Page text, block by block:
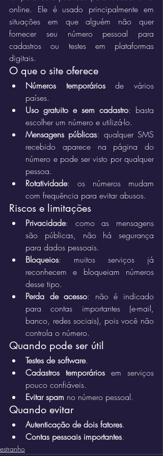
online. Ele é usado principalmente em
situações em que alguém não quer
fornecer seu número pessoal para
cadastros ou testes em plataformas
digitais.
O que o site oferece
Números temporários de vários
países.
Uso gratuito e sem cadastro: basta
escolher um número e utilizá-lo.
Mensagens públicas: qualquer SMS
recebido aparece na página do
número e pode ser visto por qualquer
pessoa.
Rotatividade: os números mudam
com frequência para evitar abusos.
Riscos e limitações
Privacidade: como as mensagens
são públicas, não há segurança
para dados pessoais.
Bloqueios: muitos serviços já
reconhecem e bloqueiam números
desse tipo.
Perda de acesso: não é indicado
para contas importantes (e-mail,
banco, redes sociais), pois você não
controla o número.
Quando pode ser útil
Testes de software.
Cadastros temporários em serviços
pouco confiáveis.
Evitar spam no número pessoal.
Quando evitar
Autenticação de dois fatores.
Contas pessoais importantes.
estranho